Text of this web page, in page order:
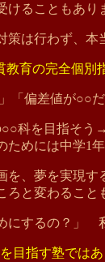
ることもあり
は行わず、本
教育の完全個別
「偏差値が○○
科を目指そ
めには中学1
を、夢を実現
と変わること
にするの？」
目指す塾では